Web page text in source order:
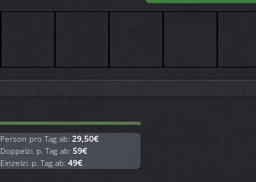
Person pro Tag ab: 29,50€
Doppelzi. p. Tag ab: 59€
Einzelzi. p. Tag ab: 49€